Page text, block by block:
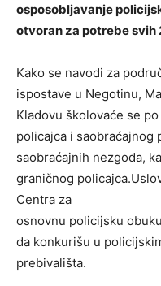
osposobljavanje
otvoran za potrebe svih
Kako se navodi za
ispostave u Negotinu,
Kladovu školovaće se
policajca i saobraćajnog
saobraćajnih nezgoda,
graničnog
Centra za
osnovnu policijsku
da konkurišu u
prebivališta.